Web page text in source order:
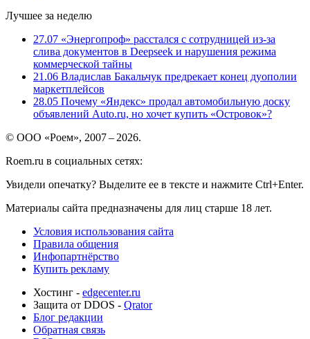
Лучшее за неделю
27.07 «Энергопроф» расстался с сотрудницей из-за
слива документов в Deepseek и нарушения режима
коммерческой тайны
21.06 Владислав Бакальчук предрекает конец дуополии
маркетплейсов
28.05 Почему «Яндекс» продал автомобильную доску
объявлений Auto.ru, но хочет купить «Островок»?
© ООО «Роем», 2007 – 2026.
Roem.ru в социальных сетях:
Увидели опечатку? Выделите ее в тексте и нажмите Ctrl+Enter.
Материалы сайта предназначены для лиц старше 18 лет.
Условия использования сайта
Правила общения
Инфопартнёрство
Купить рекламу
Хостинг - edgecenter.ru
Защита от DDOS - Qrator
Блог редакции
Обратная связь